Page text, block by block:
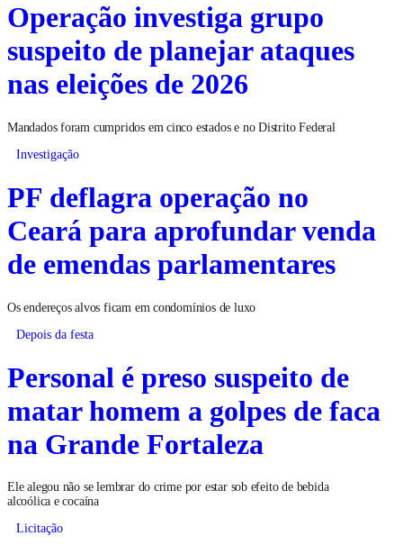
Operação investiga grupo
suspeito de planejar ataques
nas eleições de 2026
Mandados foram cumpridos em cinco estados e no Distrito Federal
Investigação
PF deflagra operação no
Ceará para aprofundar venda
de emendas parlamentares
Os endereços alvos ficam em condomínios de luxo
Depois da festa
Personal é preso suspeito de
matar homem a golpes de faca
na Grande Fortaleza
Ele alegou não se lembrar do crime por estar sob efeito de bebida
alcoólica e cocaína
Licitação